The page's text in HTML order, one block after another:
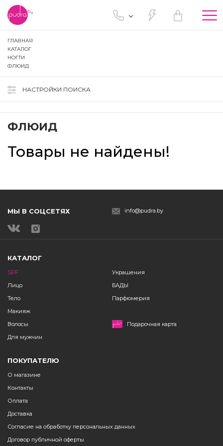
ГЛАВНАЯ
КАТАЛОГ
НОГТИ
ФЛЮИД
НАСТРОЙКИ ПОИСКА
ФЛЮИД
Товары не найдены!
МЫ В СОЦСЕТЯХ info@pudra.by
КАТАЛОГ
SPF
Лицо
Тело
Макияж
Волосы
Для мужчин
Украшения
БАДЫ
Парфюмерия
Подарочная карта
ПОКУПАТЕЛЮ
О магазине
Контакты
Оплата
Доставка
Согласие на обработку персональных данных
Договор публичной оферты